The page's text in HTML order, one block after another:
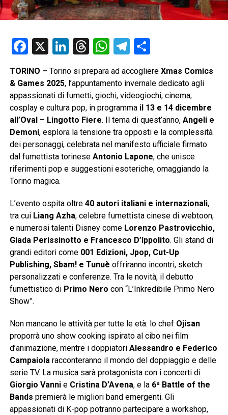
Facebook
X LinkedIn
Threads
WhatsApp
Telegram
TORINO – Torino si prepara ad accogliere Xmas Comics
& Games 2025, l’appuntamento invernale dedicato agli
appassionati di fumetti, giochi, videogiochi, cinema,
cosplay e cultura pop, in programma il 13 e 14 dicembre
all’Oval – Lingotto Fiere. Il tema di quest’anno, Angeli e
Demoni, esplora la tensione tra opposti e la complessità
dei personaggi, celebrata nel manifesto ufficiale firmato
dal fumettista torinese Antonio Lapone, che unisce
riferimenti pop e suggestioni esoteriche, omaggiando la
Torino magica.
L’evento ospita oltre 40 autori italiani e internazionali,
tra cui Liang Azha, celebre fumettista cinese di webtoon,
e numerosi talenti Disney come Lorenzo Pastrovicchio,
Giada Perissinotto e Francesco D’Ippolito. Gli stand di
grandi editori come 001 Edizioni, Jpop, Cut-Up
Publishing, Sbam! e Tunuè offriranno incontri, sketch
personalizzati e conferenze. Tra le novità, il debutto
fumettistico di Primo Nero con “L’Inkredibile Primo Nero
Show”.
Non mancano le attività per tutte le età: lo chef Ojisan
proporrà uno show cooking ispirato al cibo nei film
d’animazione, mentre i doppiatori Alessandro e Federico
Campaiolaracconteranno il mondo del doppiaggio e delle
serie TV. La musica sarà protagonista con i concerti di
Giorgio Vannie Cristina D’Avena, e la 6ª Battle of the
Bands premierà le migliori band emergenti. Gli
appassionati di K-pop potranno partecipare a workshop,